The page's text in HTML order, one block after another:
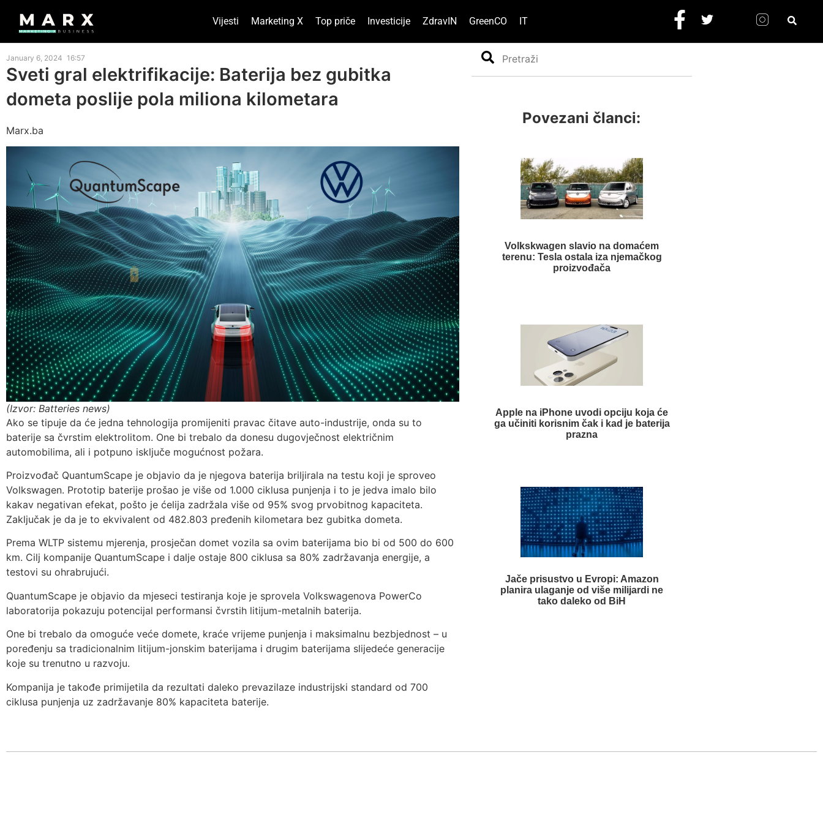
Vijesti Marketing X Top priče Investicije ZdravIN GreenCO IT
January 6, 2024 16:57
Sveti gral elektrifikacije: Baterija bez gubitka
dometa poslije pola miliona kilometara
Marx.ba
(Izvor: Batteries news)
Ako se tipuje da će jedna tehnologija promijeniti pravac čitave auto-industrije, onda su to
baterije sa čvrstim elektrolitom. One bi trebalo da donesu dugovječnost električnim
automobilima, ali i potpuno isključe mogućnost požara.
Proizvođač QuantumScape je objavio da je njegova baterija briljirala na testu koji je sproveo
Volkswagen. Prototip baterije prošao je više od 1.000 ciklusa punjenja i to je jedva imalo bilo
kakav negativan efekat, pošto je ćelija zadržala više od 95% svog prvobitnog kapaciteta.
Zaključak je da je to ekvivalent od 482.803 pređenih kilometara bez gubitka dometa.
Prema WLTP sistemu mjerenja, prosječan domet vozila sa ovim baterijama bio bi od 500 do 600
km. Cilj kompanije QuantumScape i dalje ostaje 800 ciklusa sa 80% zadržavanja energije, a
testovi su ohrabrujući.
QuantumScape je objavio da mjeseci testiranja koje je sprovela Volkswagenova PowerCo
laboratorija pokazuju potencijal performansi čvrstih litijum-metalnih baterija.
One bi trebalo da omoguće veće domete, kraće vrijeme punjenja i maksimalnu bezbjednost – u
poređenju sa tradicionalnim litijum-jonskim baterijama i drugim baterijama slijedeće generacije
koje su trenutno u razvoju.
Kompanija je takođe primijetila da rezultati daleko prevazilaze industrijski standard od 700
ciklusa punjenja uz zadržavanje 80% kapaciteta baterije.
Search
Povezani članci:
Volkskwagen slavio na domaćem
terenu: Tesla ostala iza njemačkog
proizvođača
Apple na iPhone uvodi opciju koja će
ga učiniti korisnim čak i kad je baterija
prazna
Jače prisustvo u Evropi: Amazon
planira ulaganje od više milijardi ne
tako daleko od BiH